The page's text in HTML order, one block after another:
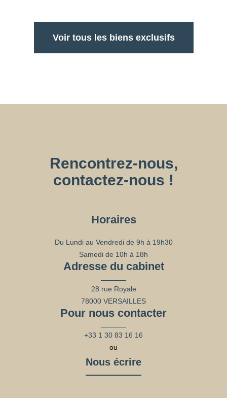
Voir tous les biens exclusifs
Rencontrez-nous,
contactez-nous !
Horaires
Du Lundi au Vendredi de 9h à 19h30
Samedi de 10h à 18h
Adresse du cabinet
28 rue Royale
78000 VERSAILLES
Pour nous contacter
+33 1 30 83 16 16
ou
Nous écrire